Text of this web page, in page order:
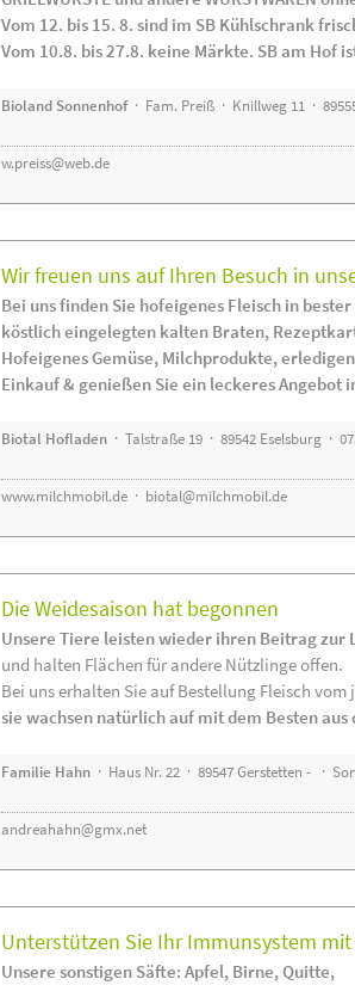
Vom 12. bis 15. 8. sind im SB Kühlschrank
Vom 10.8. bis 27.8. keine Märkte. SB am Hof
Bioland Sonnenhof· Fam. Preiß · Knillweg 11 ·
w.preiss@web.de
Wir freuen uns auf Ihren Besuch in
Bei uns finden Sie hofeigenes Fleisch in
köstlich eingelegten kalten Braten,
Hofeigenes Gemüse, Milchprodukte,
Einkauf & genießen Sie ein leckeres Angebot
Biotal Hofladen · Talstraße 19 · 89542 Eselsburg ·
www.milchmobil.de · biotal@milchmobil.de
Die Weidesaison hat begonnen
Unsere Tiere leisten wieder ihren Beitrag zur
und halten Flächen für andere Nützlinge offen.
Bei uns erhalten Sie auf Bestellung Fleisch
sie wachsen natürlich auf mit dem Besten aus
Familie Hahn · Haus Nr. 22 · 89547 Gerstetten - ·
andreahahn@gmx.net
Unterstützen Sie Ihr Immunsystem
Unsere sonstigen Säfte: Apfel, Birne, Quitte,